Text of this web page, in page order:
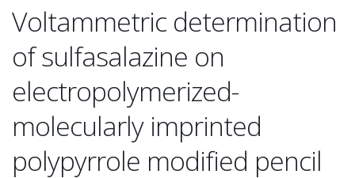
Voltammetric determination
of sulfasalazine on
electropolymerized-
molecularly imprinted
polypyrrole modified pencil